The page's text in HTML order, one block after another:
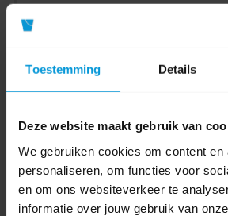
Toestemming Details
Deze website maakt gebruik van
We gebruiken cookies om content en
personaliseren, om functies voor
en om ons websiteverkeer te
informatie over jouw gebruik van
pakken.
dosering?
Nee, dit product is bedoeld voor
automatisch doseertoestel binnen
systeem.